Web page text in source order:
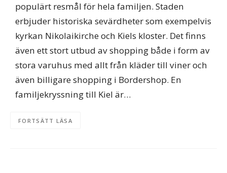
populärt resmål för hela familjen. Staden
erbjuder historiska sevärdheter som exempelvis
kyrkan Nikolaikirche och Kiels kloster. Det finns
även ett stort utbud av shopping både i form av
stora varuhus med allt från kläder till viner och
även billigare shopping i Bordershop. En
familjekryssning till Kiel är…
FORTSÄTT LÄSA